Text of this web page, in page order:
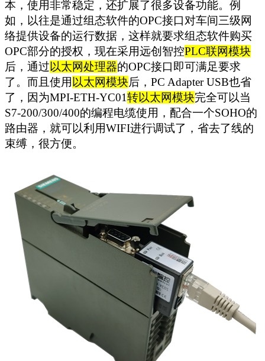
本，使用非常稳定，还扩展了很多设备功能。例
如，以往是通过组态软件的OPC接口对车间三级网
络提供设备的运行数据，这样就要求组态软件购买
OPC部分的授权，现在采用远创智控PLC联网模块
后，通过以太网处理器的OPC接口即可满足要求
了。而且使用 以太网模块后，PC Adapter USB也省
了，因为MPI-ETH-YC01转以太网模块完全可以当
S7-200/300/400的编程电缆使用，配合一个SOHO的
路由器，就可以利用WIFI进行调试了，省去了线的
束缚，很方便。